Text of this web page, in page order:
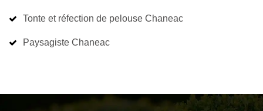
Tonte et réfection de pelouse Chaneac
Paysagiste Chaneac